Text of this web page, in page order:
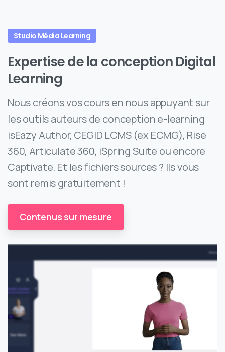
Studio Média Learning
Expertisede la conceptionDigital
Learning
Nous créons vos cours en nous appuyant sur
les outils auteurs de conception e-learning
isEazy Author, CEGID LCMS (ex ECMG), Rise
360, Articulate 360, iSpring Suite ou encore
Captivate. Et les fichiers sources ? Ils vous
sont remis gratuitement !
Contenus sur mesure